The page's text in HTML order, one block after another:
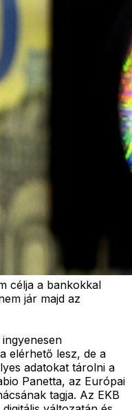
célja a bankokkal
jár majd az
elérhető lesz, de a
adatokat tárolni a
Panetta, az Európai
tagja. Az EKB